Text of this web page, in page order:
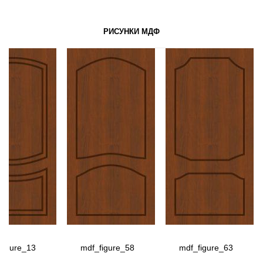
РИСУНКИ МДФ
mdf_figure_58 mdf_figure_63